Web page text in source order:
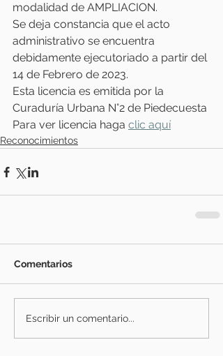
modalidad de AMPLIACION.
Se deja constancia que el acto
administrativo se encuentra
debidamente ejecutoriado a partir del
14 de Febrero de 2023.
Esta licencia es emitida por la
Curaduría Urbana N°2 de Piedecuesta
Para ver licencia haga clic aquí
Reconocimientos
Comentarios
Escribir un comentario...